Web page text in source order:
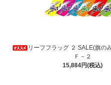
リーフフラッグ ２ SALE(旗の
Ｆ－２
15,884円(税込)